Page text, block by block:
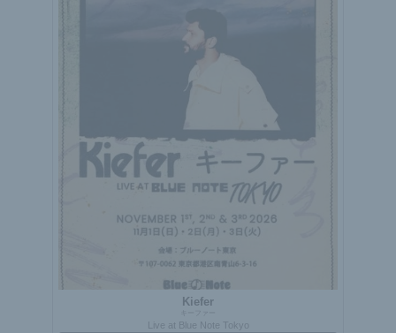
Kiefer
Live at Blue Note Tokyo